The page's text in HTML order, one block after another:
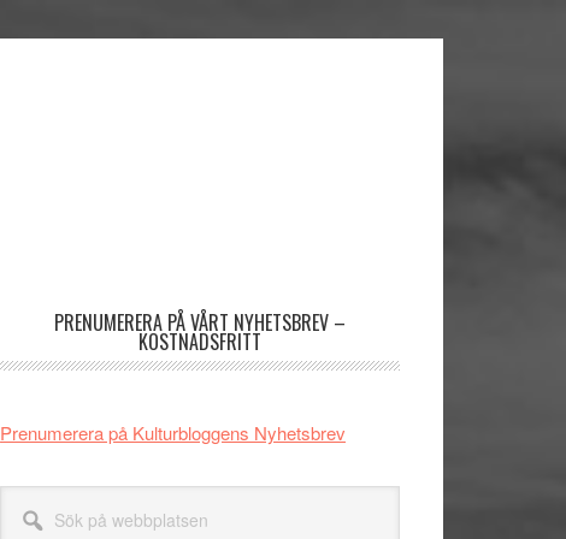
PRENUMERERA PÅ VÅRT NYHETSBREV –
KOSTNADSFRITT
Prenumerera på Kulturbloggens Nyhetsbrev